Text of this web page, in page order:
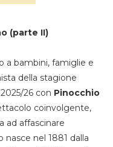
(parte II)
a bambini, famiglie e
della stagione
26 con Pinocchio
coinvolgente,
ad affascinare
nel 1881 dalla